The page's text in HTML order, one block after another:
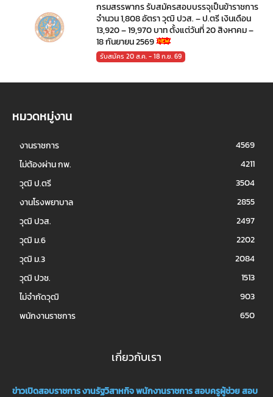
กรมสรรพากร รับสมัครสอบบรรจุเป็นข้าราชการ
จำนวน 1,808 อัตรา วุฒิ ปวส. – ป.ตรี เงินเดือน
13,920 – 19,970 บาท ตั้งแต่วันที่ 20 สิงหาคม –
18 กันยายน 2569
รับสมัคร 20 ส.ค. - 18 ก.ย. 69
หมวดหมู่งาน
งานราชการ
4569
ไม่ต้องผ่าน กพ.
4211
วุฒิ ป.ตรี
3504
งานโรงพยาบาล
2855
วุฒิ ปวส.
2497
วุฒิ ม.6
2202
วุฒิ ม.3
2084
วุฒิ ปวช.
1513
ไม่จำกัดวุฒิ
903
พนักงานราชการ
650
เกี่ยวกับเรา
ข่าวเปิดสอบราชการงานรัฐวิสาหกิจพนักงานราชการสอบครูผู้ช่วยสอบ